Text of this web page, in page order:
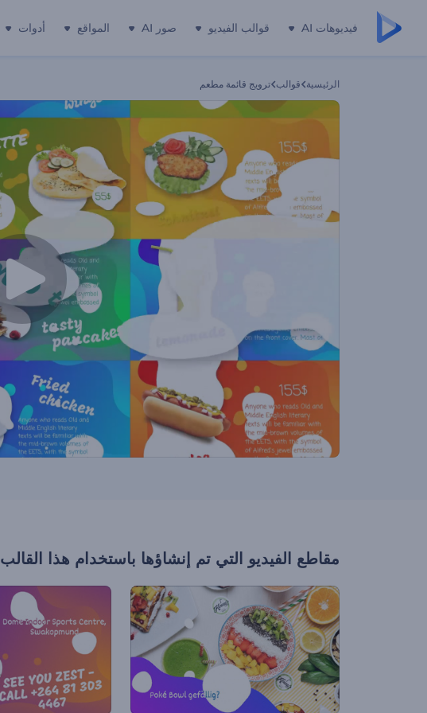
فيديوهات AI قوالب الفيديو صور AI المواقع أدوات
الرئيسية قوالب ترويج قائمة مطعم
مقاطع الفيديو التي تم إنشاؤها باستخدام هذا القالب